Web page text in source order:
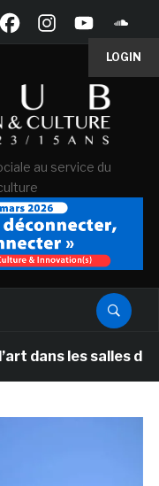
LOGIN
au service du
les salles de classe